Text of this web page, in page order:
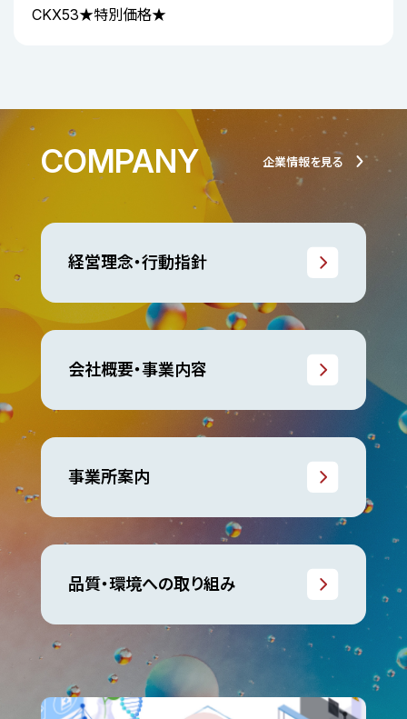
CKX53★特別価格★
COMPANY 企業情報を見る
経営理念・行動指針
会社概要・事業内容
事業所案内
品質・環境への取り組み